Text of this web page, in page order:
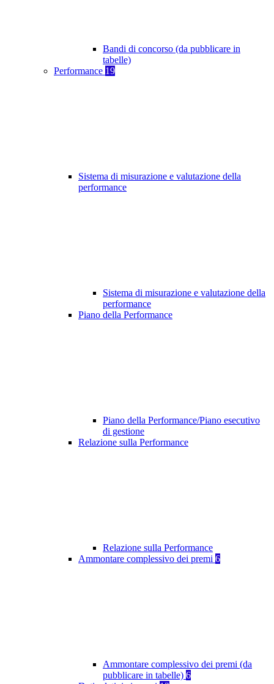
Bandi di concorso (da pubblicare in
tabelle)
Performance 19
Sistema di misurazione e valutazione della
performance
Sistema di misurazione e valutazione della
performance
Piano della Performance
Piano della Performance/Piano esecutivo
di gestione
Relazione sulla Performance
Relazione sulla Performance
Ammontare complessivo dei premi 6
Ammontare complessivo dei premi (da
pubblicare in tabelle) 6